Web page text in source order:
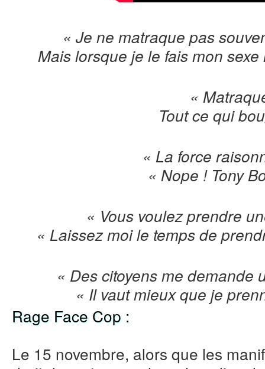
« Je ne matraque pas
Mais lorsque je le fais mon
«
Tout ce qui
« La force
« Nope ! Tony
« Vous voulez prendre
« Laissez moi le temps de
« Des citoyens me demande
« Il vaut mieux que je
Rage Face Cop :
Le 15 novembre, alors que les